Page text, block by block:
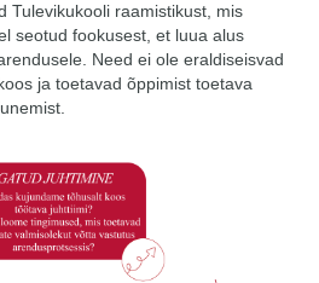
Tulevikukooli raamistikust, mis
seotud fookusest, et luua alus
Need ei ole eraldiseisvad
ja toetavad õppimist toetava